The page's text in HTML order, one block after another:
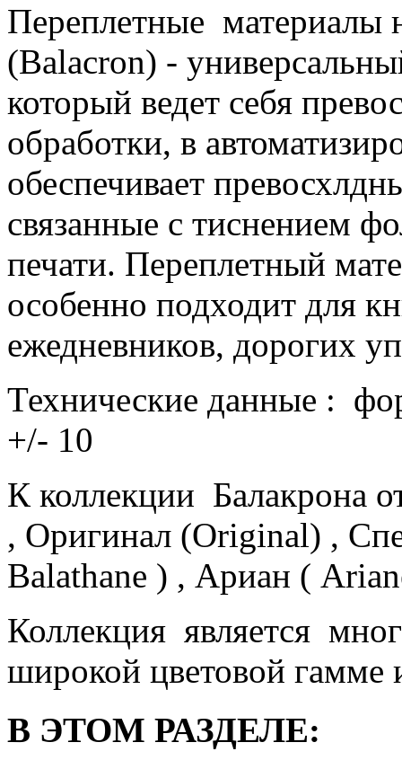
Переплетные материалы
(Balacron) -
который ведет себя
обработки, в
обеспечивает
связанные с тиснением
печати. Переплетный
особенно подходит для
ежедневников, дорогих
Технические данные :
+/- 10
К коллекции Балакрона
, Оригинал (Original) ,
Balathane ) , Ариан (
Коллекция является
широкой цветовой гамме
В ЭТОМ РАЗДЕЛЕ: